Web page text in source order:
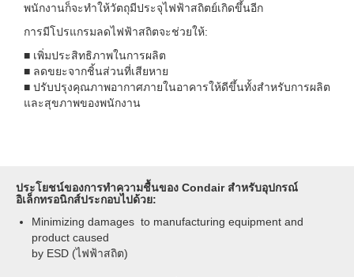
พนักงานก็จะทำให้วัตถุมีประจุไฟฟ้าสถิตย์เกิดขึ้นอีก
การมีโปรแกรมลดไฟฟ้าสถิตจะช่วยให้:
■ เพิ่มประสิทธิภาพในการผลิต
■ ลดขยะจากชิ้นส่วนที่เสียหาย
■ ปรับปรุงคุณภาพอากาศภายในอาคารให้ดีขึ้นทั้งสำหรับการผลิต
และสุขภาพของพนักงาน
ประโยชน์ของการทำความชื้นของ Condair สำหรับอุปกรณ์
อิเล็กทรอนิกส์ประกอบไปด้วย:
Minimizing damages to manufacturing equipment and
product caused
by ESD (ไฟฟ้าสถิต)